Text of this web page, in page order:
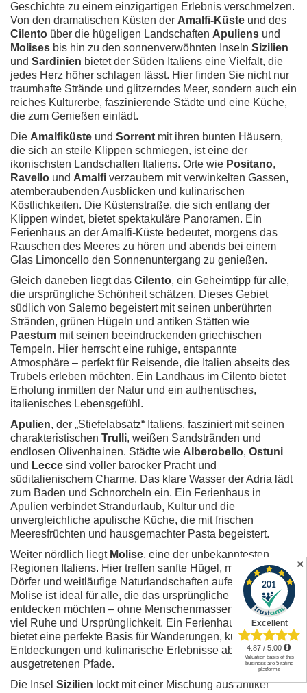
Geschichte zu einem einzigartigen Erlebnis verschmelzen.
Von den dramatischen Küsten der Amalfi-Küste und des
Cilento über die hügeligen Landschaften Apuliens und
Molises bis hin zu den sonnenverwöhnten Inseln Sizilien
und Sardinien bietet der Süden Italiens eine Vielfalt, die
jedes Herz höher schlagen lässt. Hier finden Sie nicht nur
traumhafte Strände und glitzerndes Meer, sondern auch ein
reiches Kulturerbe, faszinierende Städte und eine Küche,
die zum Genießen einlädt.
Die Amalfiküste und Sorrent mit ihren bunten Häusern,
die sich an steile Klippen schmiegen, ist eine der
ikonischsten Landschaften Italiens. Orte wie Positano,
Ravello und Amalfi verzaubern mit verwinkelten Gassen,
atemberaubenden Ausblicken und kulinarischen
Köstlichkeiten. Die Küstenstraße, die sich entlang der
Klippen windet, bietet spektakuläre Panoramen. Ein
Ferienhaus an der Amalfi-Küste bedeutet, morgens das
Rauschen des Meeres zu hören und abends bei einem
Glas Limoncello den Sonnenuntergang zu genießen.
Gleich daneben liegt das Cilento, ein Geheimtipp für alle,
die ursprüngliche Schönheit schätzen. Dieses Gebiet
südlich von Salerno begeistert mit seinen unberührten
Stränden, grünen Hügeln und antiken Stätten wie
Paestum mit seinen beeindruckenden griechischen
Tempeln. Hier herrscht eine ruhige, entspannte
Atmosphäre – perfekt für Reisende, die Italien abseits des
Trubels erleben möchten. Ein Landhaus im Cilento bietet
Erholung inmitten der Natur und ein authentisches,
italienisches Lebensgefühl.
Apulien, der „Stiefelabsatz“ Italiens, fasziniert mit seinen
charakteristischen Trulli, weißen Sandstränden und
endlosen Olivenhainen. Städte wie Alberobello, Ostuni
und Lecce sind voller barocker Pracht und
süditalienischem Charme. Das klare Wasser der Adria lädt
zum Baden und Schnorcheln ein. Ein Ferienhaus in
Apulien verbindet Strandurlaub, Kultur und die
unvergleichliche apulische Küche, die mit frischen
Meeresfrüchten und hausgemachter Pasta begeistert.
Weiter nördlich liegt Molise, eine der unbekanntesten
Regionen Italiens. Hier treffen sanfte Hügel, mittelalterliche
Dörfer und weitläufige Naturlandschaften aufeinander.
Molise ist ideal für alle, die das ursprüngliche Italien
entdecken möchten – ohne Menschenmassen, dafür mit
viel Ruhe und Ursprünglichkeit. Ein Ferienhaus in Molise
bietet eine perfekte Basis für Wanderungen, kulturelle
Entdeckungen und kulinarische Erlebnisse abseits der
ausgetretenen Pfade.
Die Insel Sizilien lockt mit einer Mischung aus antiker
✕